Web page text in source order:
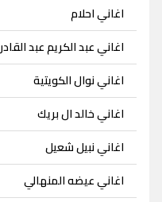
اغاني احلام
اغاني عبد الكريم عبد القادر
اغاني نوال الكويتية
اغاني خالد ال بريك
اغاني نبيل شعيل
اغاني عيضه المنهالي